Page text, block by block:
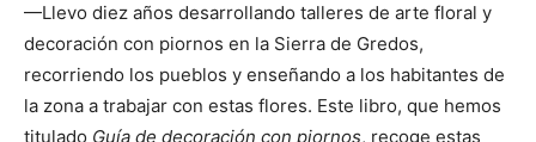
—Llevo diez años desarrollando talleres de arte floral y
decoración con piornos en la Sierra de Gredos,
recorriendo los pueblos y enseñando a los habitantes de
la zona a trabajar con estas flores. Este libro, que hemos
titulado Guía de decoración con piornos, recoge estas